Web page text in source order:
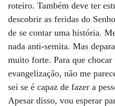
roteiro. Também deve ter
descobrir as feridas do
de se contar uma história.
nada anti-semita. Mas
muito forte. Para que chocar
evangelização, não me
sei se é capaz de fazer a
Apesar disso, vou esperar